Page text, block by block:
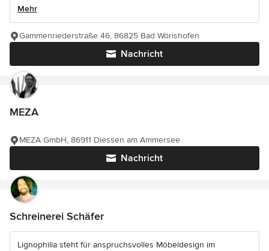
Mehr
Nachricht
Gammenriederstraße 46, 86825 Bad Wörishofen
MEZA
Nachricht
MEZA GmbH, 86911 Diessen am Ammersee
Schreinerei Schäfer
Lignophilia steht für anspruchsvolles Möbeldesign im